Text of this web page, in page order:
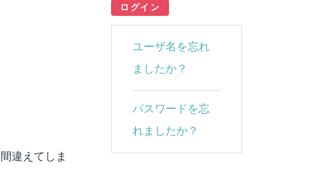
違えてしま
ログイン
ユーザ名を忘れ
ましたか？
パスワードを忘
れましたか？